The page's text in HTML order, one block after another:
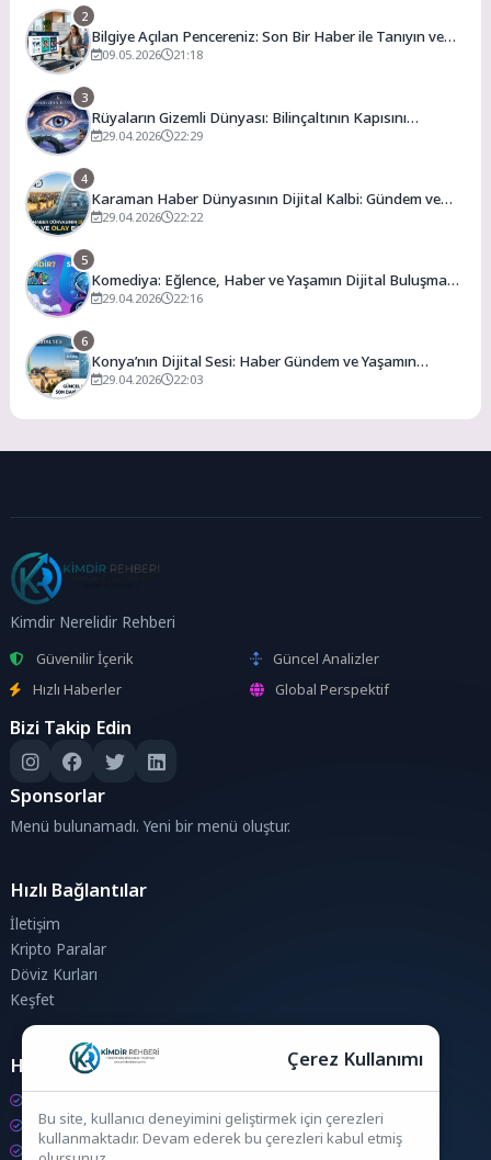
2
Bilgiye Açılan Pencereniz: Son Bir Haber ile Tanıyın ve
Keşfedin
09.05.2026 21:18
3
Rüyaların Gizemli Dünyası: Bilinçaltının Kapısını
Aralamak
29.04.2026 22:29
4
Karaman Haber Dünyasının Dijital Kalbi: Gündem ve
Olay
29.04.2026 22:22
5
Komediya: Eğlence, Haber ve Yaşamın Dijital Buluşma
Noktası
29.04.2026 22:16
6
Konya’nın Dijital Sesi: Haber Gündem ve Yaşamın
Merkezi
29.04.2026 22:03
Kimdir Nerelidir Rehberi
Güvenilir İçerik
Güncel Analizler
Hızlı Haberler
Global Perspektif
Bizi Takip Edin
Sponsorlar
Menü bulunamadı. Yeni bir menü oluştur.
Hızlı Bağlantılar
İletişim
Kripto Paralar
Döviz Kurları
Keşfet
Hesaplamalar
Döviz Hesaplama
KDV Hesaplama
Çerez Kullanımı
Bu site, kullanıcı deneyimini geliştirmek için çerezleri
kullanmaktadır. Devam ederek bu çerezleri kabul etmiş